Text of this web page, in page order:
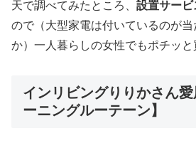
天で調べてみたところ、 設置サービ
ので（大型家電は付いているのが当
か）一人暮らしの女性でもポチッと
インリビングりりかさん
ーニングルーテーン】